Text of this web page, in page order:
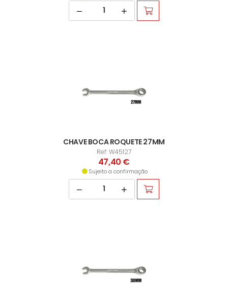
CHAVE BOCA ROQUETE 27MM
Ref: W45127
47,40 €
Sujeito a confirmação